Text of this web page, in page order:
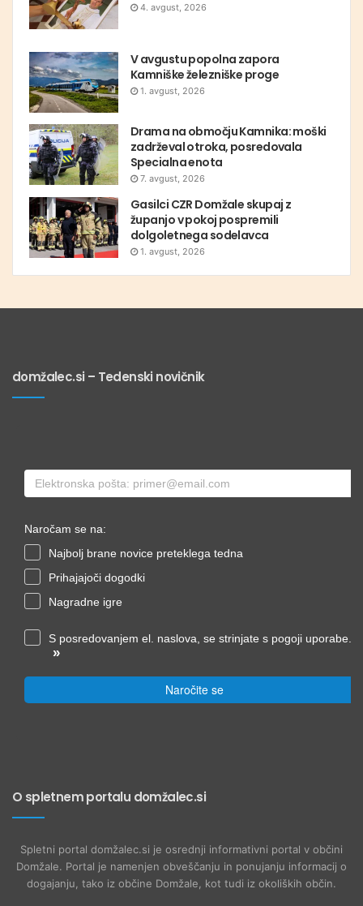
4. avgust, 2026
V avgustu popolna zapora
Kamniške železniške proge
1. avgust, 2026
Drama na območju Kamnika: moški
zadrževal otroka, posredovala
Specialna enota
7. avgust, 2026
Gasilci CZR Domžale skupaj z
županjo v pokoj pospremili
dolgoletnega sodelavca
1. avgust, 2026
domžalec.si – Tedenski novičnik
Naročam se na:
Najbolj brane novice preteklega tedna
Prihajajoči dogodki
Nagradne igre
S posredovanjem el. naslova, se strinjate s pogoji uporabe.
»
Naročite se
O spletnem portalu domžalec.si
Spletni portal domžalec.si je osrednji informativni portal v občini
Domžale. Portal je namenjen obveščanju in ponujanju informacij o
dogajanju, tako iz občine Domžale, kot tudi iz okoliških občin.